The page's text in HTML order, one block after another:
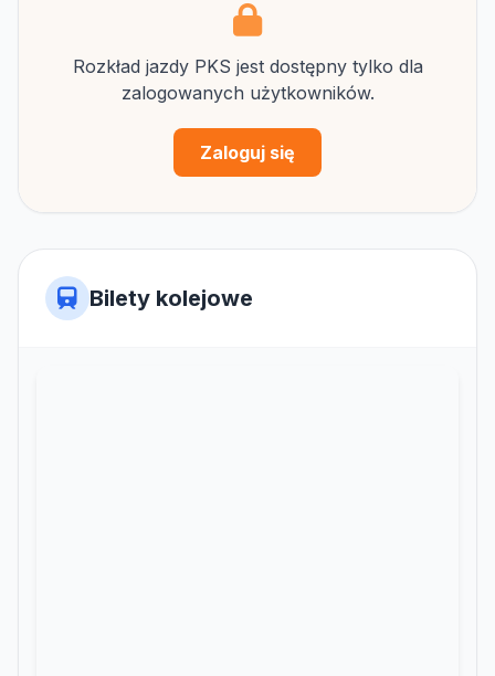
Rozkład jazdy PKS jest dostępny tylko dla
zalogowanych użytkowników.
Zaloguj się
Bilety kolejowe